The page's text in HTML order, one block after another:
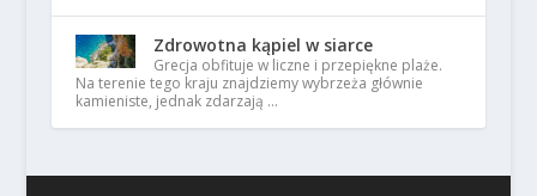
Zdrowotna kąpiel w siarce
Grecja obfituje w liczne i przepiękne plaże.
Na terenie tego kraju znajdziemy wybrzeża głównie
kamieniste, jednak zdarzają …